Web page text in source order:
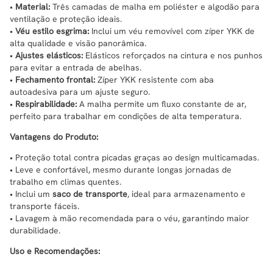
• Material: Três camadas de malha em poliéster e algodão para
ventilação e proteção ideais.
• Véu estilo esgrima: Inclui um véu removível com zíper YKK de
alta qualidade e visão panorâmica.
• Ajustes elásticos: Elásticos reforçados na cintura e nos punhos
para evitar a entrada de abelhas.
• Fechamento frontal: Zíper YKK resistente com aba
autoadesiva para um ajuste seguro.
• Respirabilidade: A malha permite um fluxo constante de ar,
perfeito para trabalhar em condições de alta temperatura.
Vantagens do Produto:
• Proteção total contra picadas graças ao design multicamadas.
• Leve e confortável, mesmo durante longas jornadas de
trabalho em climas quentes.
• Inclui um saco de transporte, ideal para armazenamento e
transporte fáceis.
• Lavagem à mão recomendada para o véu, garantindo maior
durabilidade.
Uso e Recomendações: